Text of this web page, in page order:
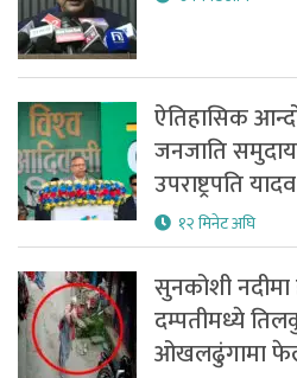
ऐतिहासिक
जनजाति
उपराष्ट्रपति यादव
१२ मिनेट अघि
सुनकोशी
दम्पतीमध्ये
ओखलढुंगामा